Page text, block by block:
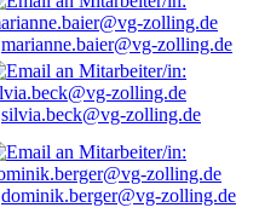
marianne.baier@vg-zolling.de
silvia.beck@vg-zolling.de
dominik.berger@vg-zolling.de